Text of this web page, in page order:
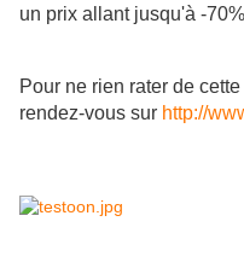
un prix allant jusqu'à -
Pour ne rien rater de
rendez-vous sur http://